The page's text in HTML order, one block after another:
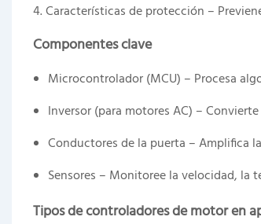
Características de protección –
Componentes clave
Microcontrolador (MCU) – Procesa
Inversor (para motores AC) –
Conductores de la puerta – Amplifica
Sensores – Monitoree la velocidad, la
Tipos de controladores de motor en